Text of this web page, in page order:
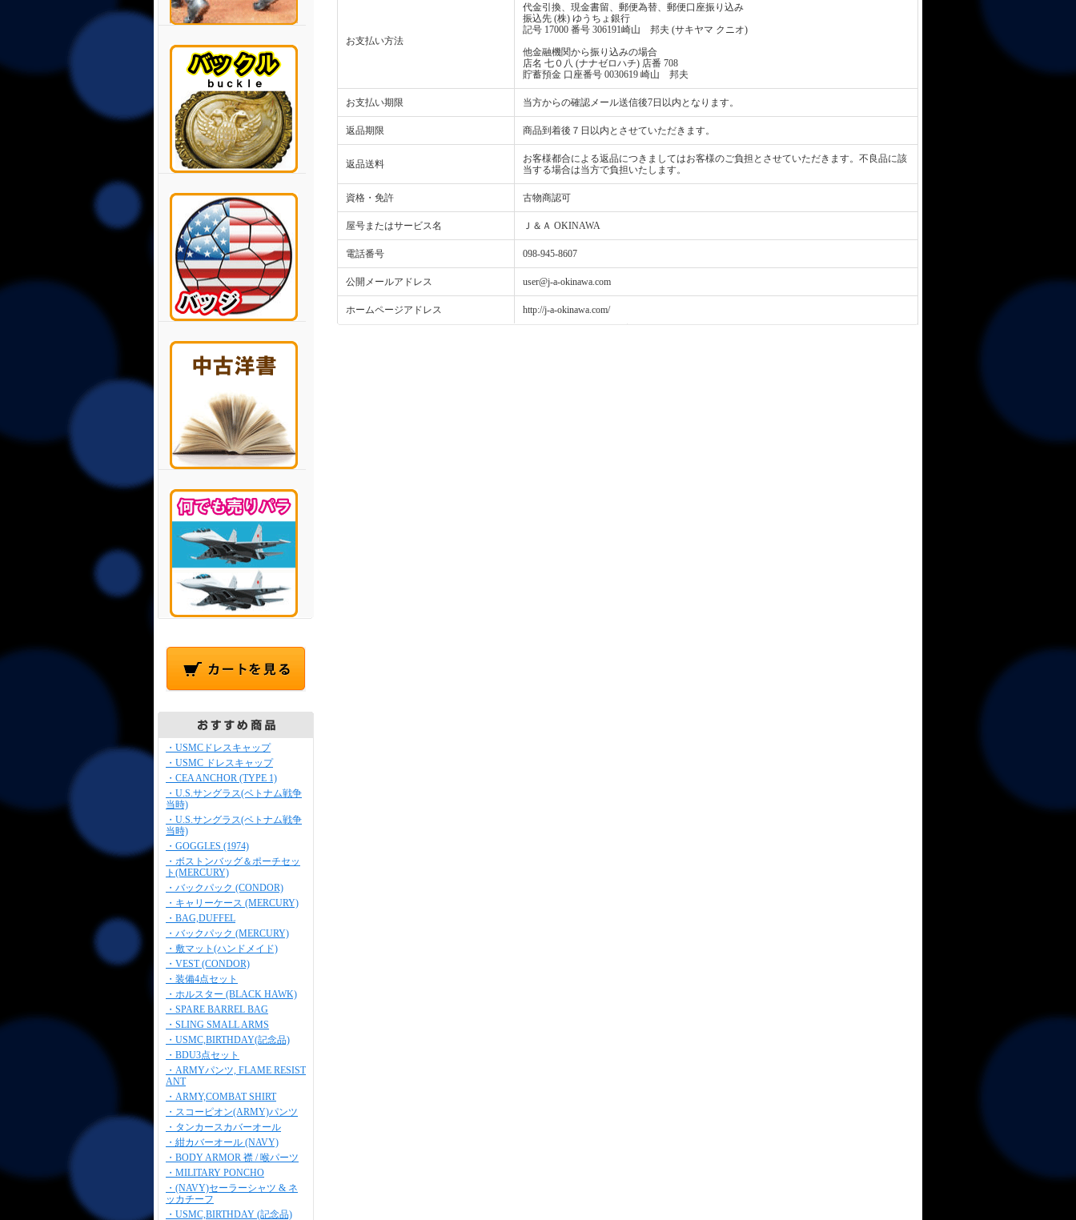
・USMCドレスキャップ
・USMC ドレスキャップ
・CEA ANCHOR (TYPE 1)
・U.S.サングラス(ベトナム戦争
当時)
・U.S.サングラス(ベトナム戦争
当時)
・GOGGLES (1974)
・ボストンバッグ＆ポーチセッ
ト(MERCURY)
・バックパック (CONDOR)
・キャリーケース (MERCURY)
・BAG,DUFFEL
・バックパック (MERCURY)
・敷マット(ハンドメイド)
・VEST (CONDOR)
・装備4点セット
・ホルスター (BLACK HAWK)
・SPARE BARREL BAG
・SLING SMALL ARMS
・USMC,BIRTHDAY(記念品)
・BDU3点セット
・ARMYパンツ, FLAME RESIST
ANT
・ARMY,COMBAT SHIRT
・スコーピオン(ARMY)パンツ
・タンカースカバーオール
・紺カバーオール (NAVY)
・BODY ARMOR 襟 / 喉パーツ
・MILITARY PONCHO
・(NAVY)セーラーシャツ & ネ
ッカチーフ
・USMC,BIRTHDAY (記念品)
お支払い方法
代金引換、現金書留、郵便為替、郵便口座振り込み
振込先 (株) ゆうちょ銀行
記号 17000 番号 306191崎山 邦夫 (サキヤマ クニオ)
他金融機関から振り込みの場合
店名 七０八 (ナナゼロハチ) 店番 708
貯蓄預金 口座番号 0030619 崎山 邦夫
お支払い期限 当方からの確認メール送信後7日以内となります。
返品期限 商品到着後７日以内とさせていただきます。
返品送料
お客様都合による返品につきましてはお客様のご負担とさせていただきます。不良品に該
当する場合は当方で負担いたします。
資格・免許 古物商認可
屋号またはサービス名 Ｊ＆Ａ OKINAWA
電話番号 098-945-8607
公開メールアドレス user@j-a-okinawa.com
ホームページアドレス http://j-a-okinawa.com/